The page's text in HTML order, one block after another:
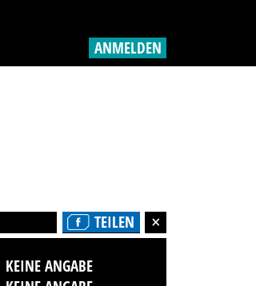
ANMELDEN
TEILEN
KEINE ANGABE